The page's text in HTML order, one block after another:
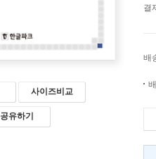
사이즈비교
공유하기
결
배